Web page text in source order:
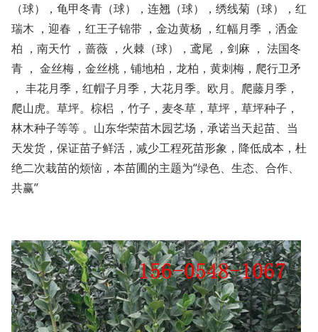
（球），龟甲冬青（球），连翘（球），绣线菊（球），红
瑞木 ，迎春 ，红王子锦带 ，金边黄杨 ，红幅月季 ，洒金
柏 ，南天竹 ，蔷薇 ，火棘（球），鸢尾 ，剑麻 ， 法国冬
青 ， 金丝梅，金丝桃，铺地柏，龙柏，黄刺梅，爬行卫矛
， 丰花月季，红帽子月季，大花月季。欧月。爬藤月季，
爬山虎。草坪。棕梠 ，竹子，麦冬草，草坪，草坪种子，
林木种子等等 。 山东华荣苗木园艺场，承诺当天起苗、当
天发货，保证苗子鲜活，减少工程死苗形象，降低成本，杜
绝二次栽苗的烦恼，本苗圃的主题为“绿色、生态、合作、
共赢”